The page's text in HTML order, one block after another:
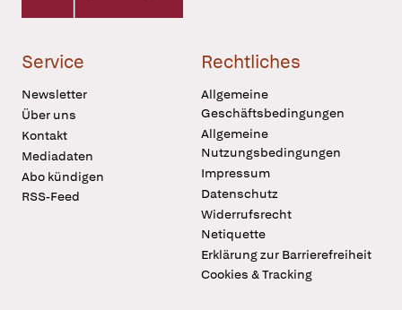
Service
Newsletter
Über uns
Kontakt
Mediadaten
Abo kündigen
RSS-Feed
Rechtliches
Allgemeine
Geschäftsbedingungen
Allgemeine
Nutzungsbedingungen
Impressum
Datenschutz
Widerrufsrecht
Netiquette
Erklärung zur Barrierefreiheit
Cookies & Tracking